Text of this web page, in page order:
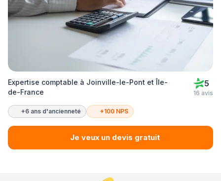
Expertise comptable à Joinville-le-Pont et Île-
de-France
5
16 avis
+6 ans d'ancienneté +100 NPS
Je veux un devis gratuit